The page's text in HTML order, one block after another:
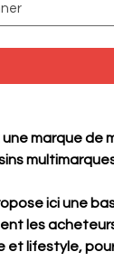
une marque de
ici une
les
et lifestyle,